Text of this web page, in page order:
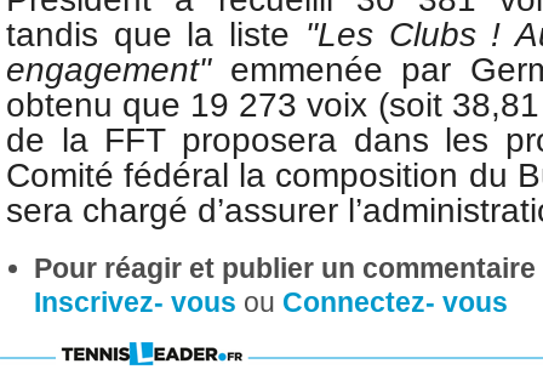
tandis que la liste "Les Clubs !
engagement"emmenée par
obtenu que 19 273 voix (soit
de la FFT proposera dans les
Comité fédéral la composition du
sera chargé d’assurer
Pour réagir et publier un
Inscrivez- vous ou Connectez- vous